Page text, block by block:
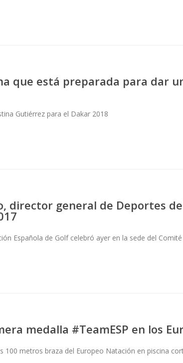
que está preparada para dar
Gutiérrez para el Dakar 2018
director general de Deportes
Española de Golf celebró ayer en la sede del
medalla #TeamESP en los
100 metros braza del Europeo Natación en piscina